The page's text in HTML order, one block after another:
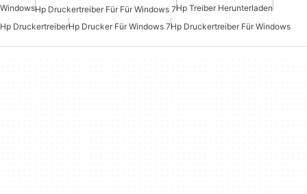
WindowsHp Druckertreiber Für Für Windows 7Hp Treiber Herunterladen
Hp DruckertreiberHp Drucker Für Windows 7Hp Druckertreiber Für Windows